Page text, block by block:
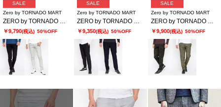
SALE
Zero by TORNADO MART
ZERO by TORNADO MART∴TCストレッチツイルパンツ
￥9,790(税込) 50%OFF
SALE
Zero by TORNADO MART
ZERO by TORNADO MART∴ハイテンションミクログラフチェックイージースラックス
￥9,350(税込) 50%OFF
SALE
Zero by TORNADO MART
ZERO by TORNADO MART∴ムラプリントイージースラックス
￥9,900(税込) 50%OFF